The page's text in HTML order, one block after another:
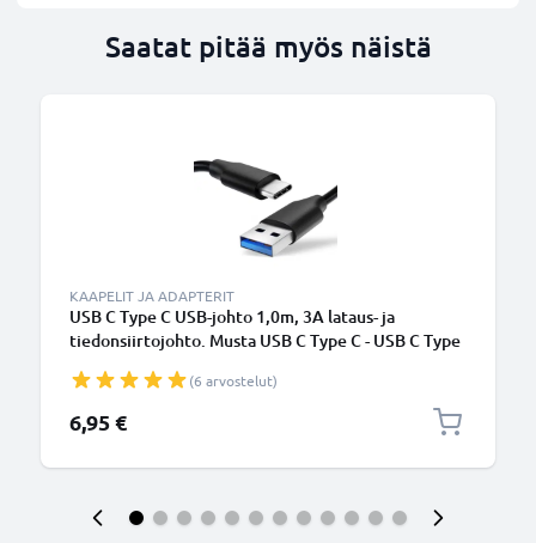
Saatat pitää myös näistä
KAAPELIT JA ADAPTERIT
USB C Type C USB-johto 1,0m, 3A lataus- ja
tiedonsiirtojohto. Musta USB C Type C - USB C Type
(6 arvostelut)
6,95 €